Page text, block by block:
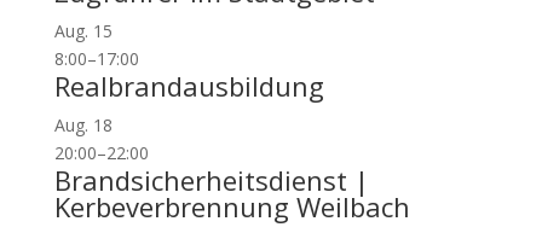
Aug. 15
8:00–17:00
Realbrandausbildung
Aug. 18
20:00–22:00
Brandsicherheitsdienst |
Kerbeverbrennung Weilbach